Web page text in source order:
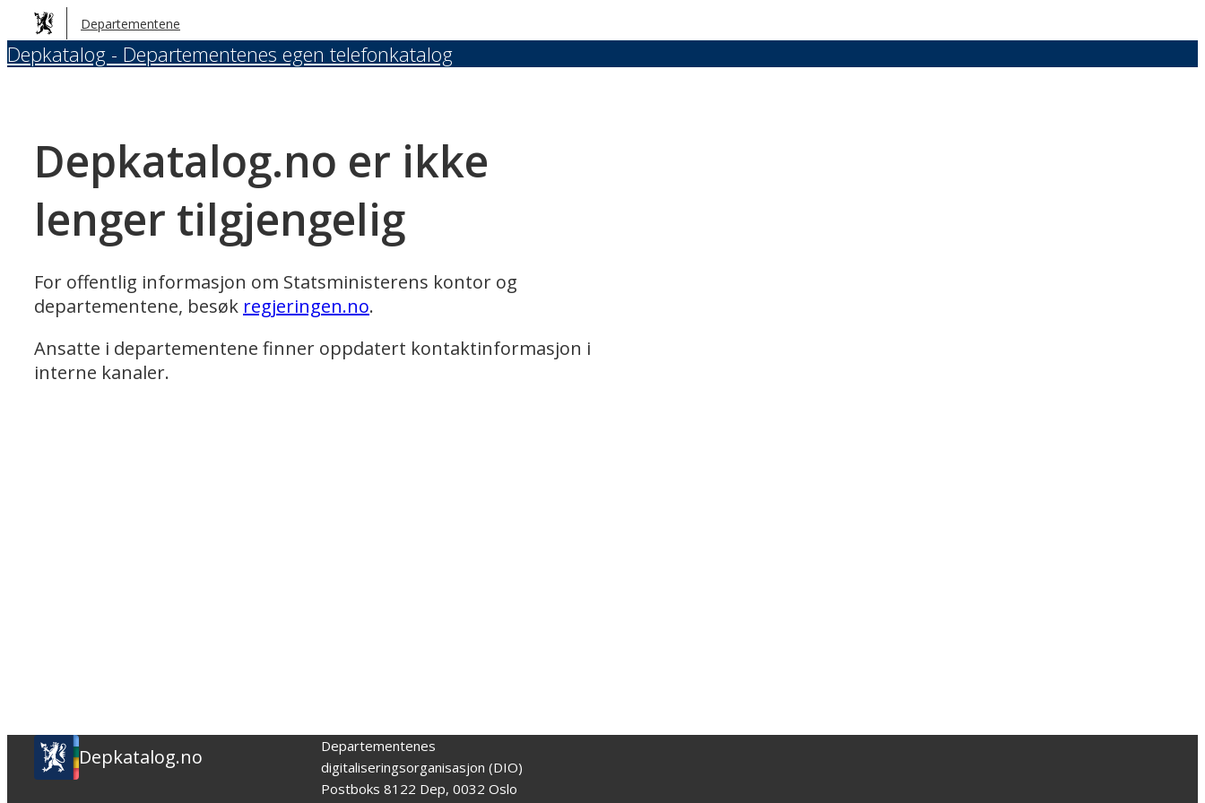
Hopp
til
hovedinnhold
Departementene
Depkatalog - Departementenes egen telefonkatalog
Depkatalog.no er ikke
lenger tilgjengelig
For offentlig informasjon om Statsministerens kontor og
departementene, besøk regjeringen.no.
Ansatte i departementene finner oppdatert kontaktinformasjon i
interne kanaler.
Depkatalog.no
Departementenes
digitaliseringsorganisasjon (DIO)
Postboks 8122 Dep, 0032 Oslo